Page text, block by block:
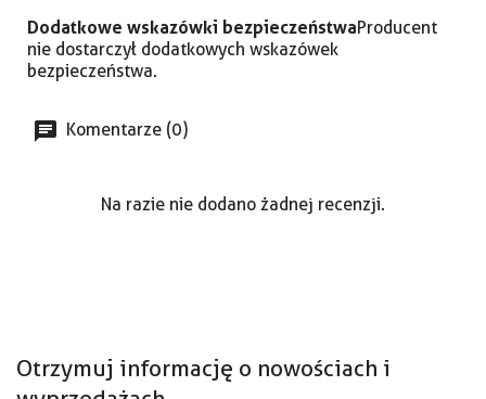
Dodatkowe wskazówki bezpieczeństwaProducent
nie dostarczył dodatkowych wskazówek
bezpieczeństwa.
Komentarze (0)
Na razie nie dodano żadnej recenzji.
Otrzymuj informację o nowościach i